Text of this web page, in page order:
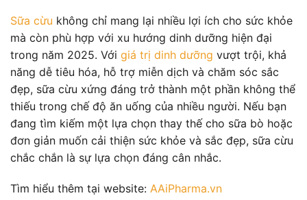
Sữa cừu không chỉ mang lại nhiều lợi ích cho sức khỏe
mà còn phù hợp với xu hướng dinh dưỡng hiện đại
trong năm 2025. Với giá trị dinh dưỡng vượt trội, khả
năng dễ tiêu hóa, hỗ trợ miễn dịch và chăm sóc sắc
đẹp, sữa cừu xứng đáng trở thành một phần không thể
thiếu trong chế độ ăn uống của nhiều người. Nếu bạn
đang tìm kiếm một lựa chọn thay thế cho sữa bò hoặc
đơn giản muốn cải thiện sức khỏe và sắc đẹp, sữa cừu
chắc chắn là sự lựa chọn đáng cân nhắc.
Tìm hiểu thêm tại website: AAiPharma.vn